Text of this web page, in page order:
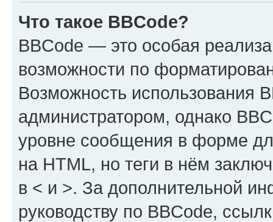
Что такое BBCode?
BBCode — это особая
возможности по
Возможность использования
администратором, однако
уровне сообщения в форме
на HTML, но теги в нём
в < и >. За дополнительной
руководству по BBCode,